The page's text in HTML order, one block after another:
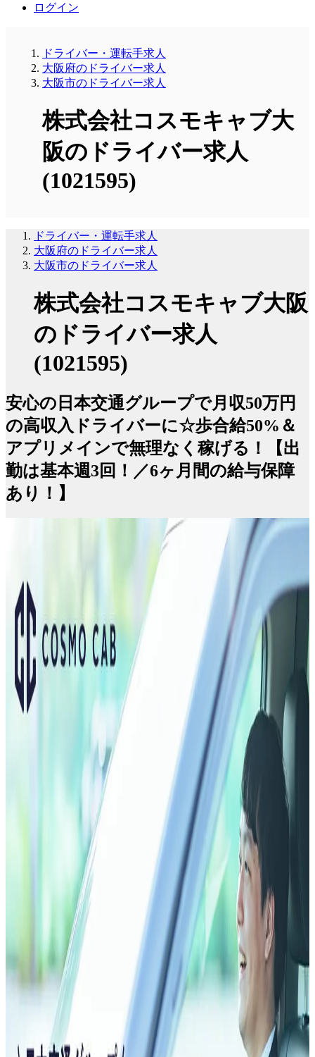
ログイン
ドライバー・運転手求人
大阪府のドライバー求人
大阪市のドライバー求人
株式会社コスモキャブ大
阪のドライバー求人
(1021595)
ドライバー・運転手求人
大阪府のドライバー求人
大阪市のドライバー求人
株式会社コスモキャブ大阪
のドライバー求人
(1021595)
安心の日本交通グループで月収50万円
の高収入ドライバーに☆歩合給50%＆
アプリメインで無理なく稼げる！【出
勤は基本週3回！／6ヶ月間の給与保障
あり！】